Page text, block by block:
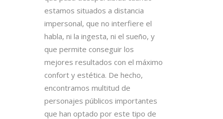
estamos situados a distancia
impersonal, que no interfiere el
habla, ni la ingesta, ni el sueño, y
que permite conseguir los
mejores resultados con el máximo
confort y estética. De hecho,
encontramos multitud de
personajes públicos importantes
que han optado por este tipo de